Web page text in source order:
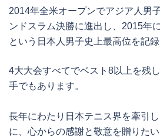
2014年全米オープンでアジア人男
ンドスラム決勝に進出し、2015年
という日本人男子史上最高位を記録
4大大会すべてでベスト8以上を残
手でもあります。
長年にわたり日本テニス界を牽引
に、心からの感謝と敬意を贈りたい